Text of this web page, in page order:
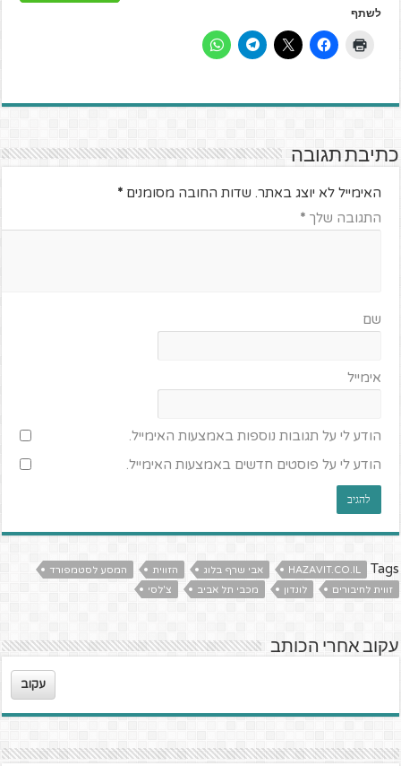
לשתף
כתיבת תגובה
האימייל לא יוצג באתר. שדות החובה מסומנים*
התגובה שלך*
שם
אימייל
הודע לי על תגובות נוספות באמצעות האימייל.
הודע לי על פוסטים חדשים באמצעות האימייל.
Tags
HAZAVIT.CO.IL אבי שרף בלוג הזווית
המסע לסטמפורד
זווית לחיבורים
לונדון מכבי תל אביב צ'לסי
עקוב אחרי הכותב
עקוב